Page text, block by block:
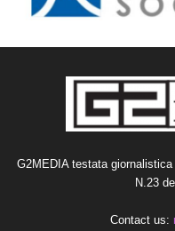
G2MEDIA testata
N.23
Contact us: